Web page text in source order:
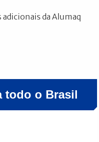
da Alumaq
todo o Brasil